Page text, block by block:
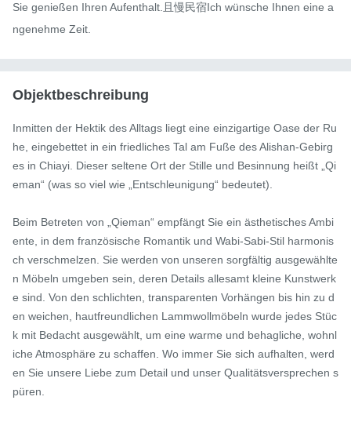
Sie genießen Ihren Aufenthalt.且慢民宿Ich wünsche Ihnen eine a
ngenehme Zeit.
Objektbeschreibung
Inmitten der Hektik des Alltags liegt eine einzigartige Oase der Ru
he, eingebettet in ein friedliches Tal am Fuße des Alishan-Gebirg
es in Chiayi. Dieser seltene Ort der Stille und Besinnung heißt „Qi
eman“ (was so viel wie „Entschleunigung“ bedeutet).
Beim Betreten von „Qieman“ empfängt Sie ein ästhetisches Ambi
ente, in dem französische Romantik und Wabi-Sabi-Stil harmonis
ch verschmelzen. Sie werden von unseren sorgfältig ausgewählte
n Möbeln umgeben sein, deren Details allesamt kleine Kunstwerk
e sind. Von den schlichten, transparenten Vorhängen bis hin zu d
en weichen, hautfreundlichen Lammwollmöbeln wurde jedes Stüc
k mit Bedacht ausgewählt, um eine warme und behagliche, wohnl
iche Atmosphäre zu schaffen. Wo immer Sie sich aufhalten, werd
en Sie unsere Liebe zum Detail und unser Qualitätsversprechen s
püren.